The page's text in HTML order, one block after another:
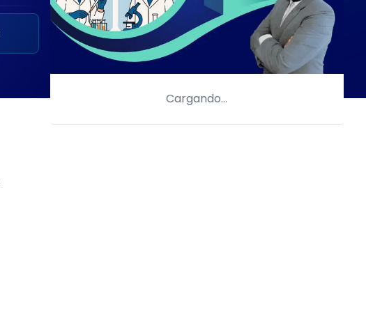
Cargando…